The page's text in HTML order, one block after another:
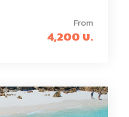
From
4,200 บ.